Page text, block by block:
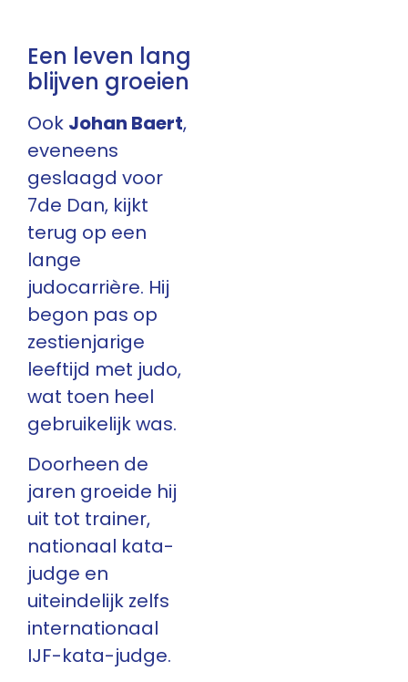
Een leven lang
blijven groeien
Ook Johan Baert,
eveneens
geslaagd voor
7de Dan, kijkt
terug op een
lange
judocarrière. Hij
begon pas op
zestienjarige
leeftijd met judo,
wat toen heel
gebruikelijk was.
Doorheen de
jaren groeide hij
uit tot trainer,
nationaal kata-
judge en
uiteindelijk zelfs
internationaal
IJF-kata-judge.